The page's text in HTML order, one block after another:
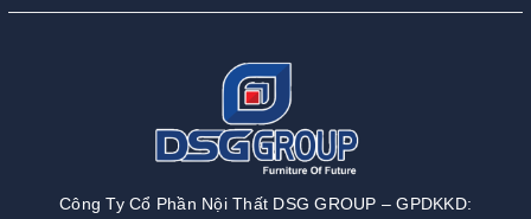
Công Ty Cổ Phần Nội Thất DSG GROUP – GPDKKD: